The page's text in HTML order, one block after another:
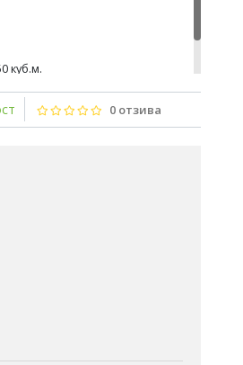
куб.м.
куб.м
0 отзива